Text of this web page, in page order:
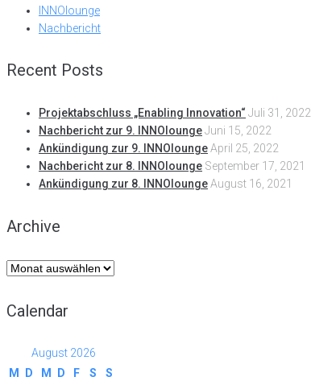
INNOlounge
Nachbericht
Recent Posts
Projektabschluss „Enabling Innovation“ Juli 31, 2022
Nachbericht zur 9. INNOloungeJuni 15, 2022
Ankündigung zur 9. INNOloungeApril 25, 2022
Nachbericht zur 8. INNOlounge September 17, 2021
Ankündigung zur 8. INNOloungeAugust 16, 2021
Archive
Archive
Calendar
August 2026
M
D M D F S
S